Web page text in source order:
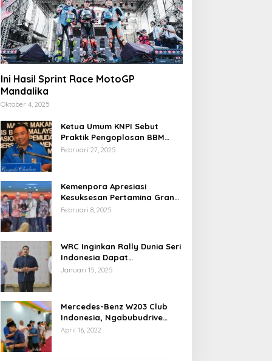
Ini Hasil Sprint Race MotoGP
Mandalika
Oktober 4, 2025
Ketua Umum KNPI Sebut
Praktik Pengoplosan BBM
Cederai Kepercayaan
Februari 27, 2025
Kemenpora Apresiasi
Kesuksesan Pertamina Grand
Prix of Indonesia 2024
Februari 8, 2025
WRC Inginkan Rally Dunia Seri
Indonesia Dapat
Terselenggara 2026
Januari 15, 2025
Mercedes-Benz W203 Club
Indonesia, Ngabubudrive
Ramadhan 2022
April 16, 2022